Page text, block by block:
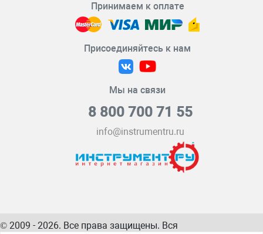
Принимаем к оплате
Присоединяйтесь к нам
Мы на связи
8 800 700 71 55
info@instrumentru.ru
© 2009 - 2026. Все права защищены. Вся